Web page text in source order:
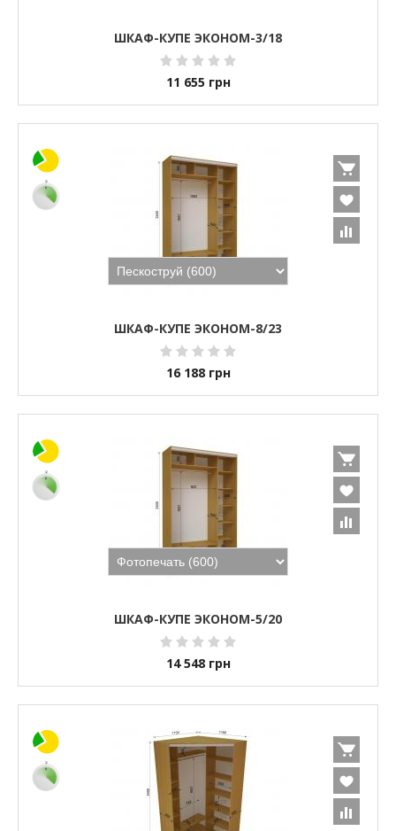
ШКАФ-КУПЕ ЭКОНОМ-3/18
11 655 грн
ШКАФ-КУПЕ ЭКОНОМ-8/23
16 188 грн
ШКАФ-КУПЕ ЭКОНОМ-5/20
14 548 грн